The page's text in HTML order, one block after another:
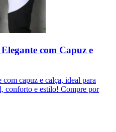
com Capuz e
capuz e calça, ideal para
conforto e estilo! Compre por